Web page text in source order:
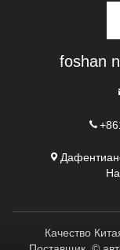
foshan
Качество